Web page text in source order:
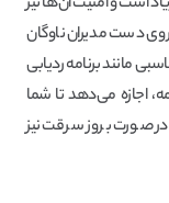
دست مدیران ناوگان
مانند برنامه ردیابی
اجازه می‌دهد تا شما
صورت بروز سرقت نیز